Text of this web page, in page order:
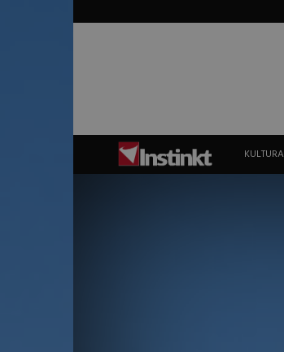
Instinkt
KULTURA